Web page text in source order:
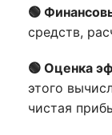
🟢
средств,
🟢 Оценка
этого
чистая